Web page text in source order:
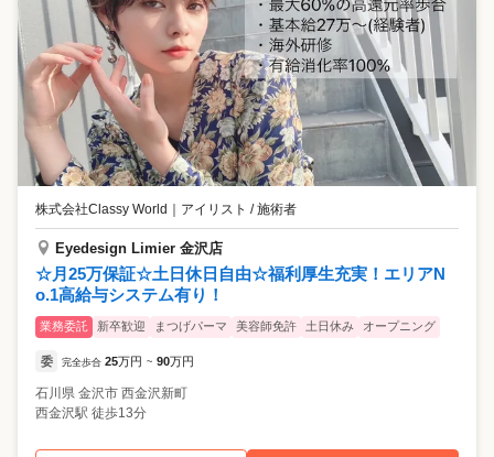
株式会社Classy World アイリスト / 施術者
Eyedesign Limier 金沢店
☆月25万保証☆土日休日自由☆福利厚生充実！エリアN
o.1高給与システム有り！
業務委託 新卒歓迎 まつげパーマ 美容師免許 土日休み オープニング
委 完全歩合 25万円 ~ 90万円
石川県 金沢市 西金沢新町
西金沢駅 徒歩13分